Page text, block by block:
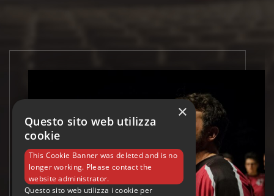
×
Questo sito web utilizza
cookie
This Cookie Banner was deleted and is no
longer working. Please contact the
website administrator.
Questo sito web utilizza i cookie per